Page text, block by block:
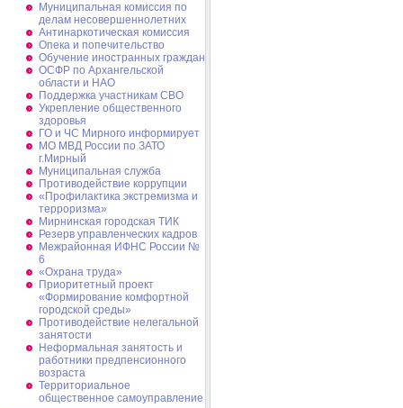
Муниципальная комиссия по
делам несовершеннолетних
Антинаркотическая комиссия
Опека и попечительство
Обучение иностранных граждан
ОСФР по Архангельской
области и НАО
Поддержка участникам СВО
Укрепление общественного
здоровья
ГО и ЧС Мирного информирует
МО МВД России по ЗАТО
г.Мирный
Муниципальная cлужба
Противодействие коррупции
«Профилактика экстремизма и
терроризма»
Мирнинская городская ТИК
Резерв управленческих кадров
Межрайонная ИФНС России №
6
«Охрана труда»
Приоритетный проект
«Формирование комфортной
городской среды»
Противодействие нелегальной
занятости
Неформальная занятость и
работники предпенсионного
возраста
Территориальное
общественное самоуправление